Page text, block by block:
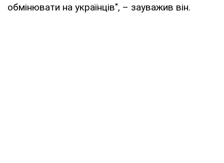
обмінювати на українців", – зауважив він.